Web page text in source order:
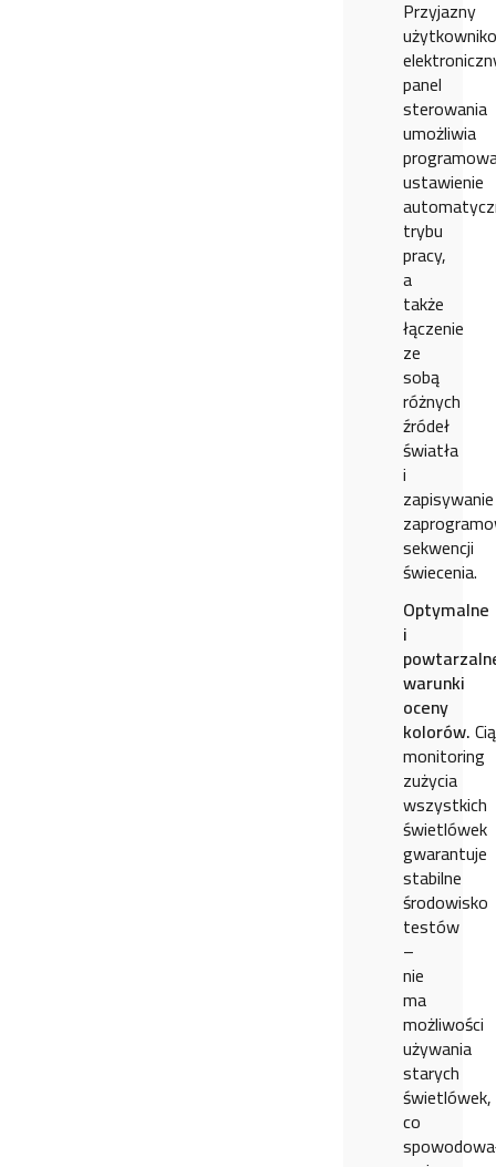
Przyjazny
panel
sterowania
umożliwia
ustawienie
trybu
pracy,
a
także
łączenie
ze
sobą
różnych
źródeł
światła
i
zapisywanie
sekwencji
świecenia.
Optymalne
i
warunki
oceny
kolorów.
monitoring
zużycia
wszystkich
świetlówek
gwarantuje
stabilne
środowisko
testów
–
nie
ma
możliwości
używania
starych
świetlówek,
co